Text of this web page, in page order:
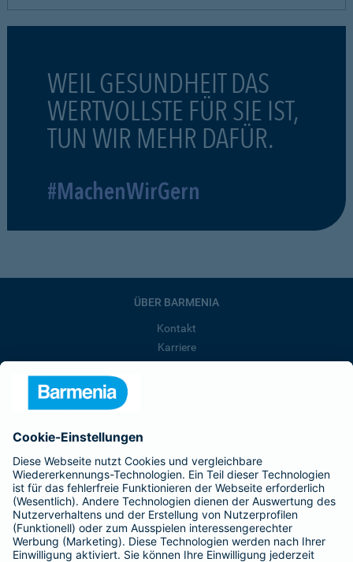
WEIL GESUNDHEIT DAS
WERTVOLLSTE FÜR SIE IST,
TUN WIR MEHR DAFÜR.
#MachenWirGern
ÜBER BARMENIA
Kontakt
Karriere
Barmenia ist Teil der BarmeniaGothaer
BELIEBTE SEITEN
Kranken-Zusatzversicherung
Tierversicherungen
Haftpflichtversicherung
Hausratversicherung